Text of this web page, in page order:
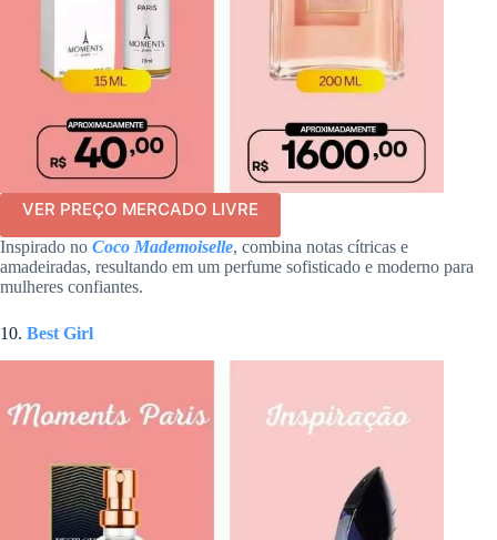
VER PREÇO MERCADO LIVRE
Inspirado no Coco Mademoiselle, combina notas cítricas e
amadeiradas, resultando em um perfume sofisticado e moderno para
mulheres confiantes.
10. Best Girl